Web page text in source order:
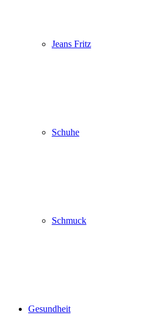
Jeans Fritz
Schuhe
Schmuck
Gesundheit